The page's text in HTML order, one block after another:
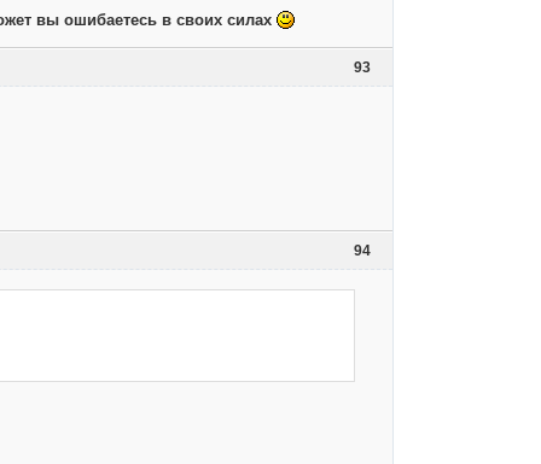
вы ошибаетесь в своих силах
93
94